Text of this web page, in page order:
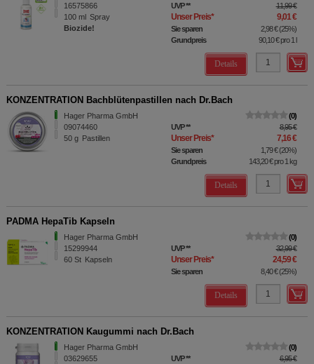
16575866
100 ml Spray
Biozide!
UVP** 11,99 €
Unser Preis* 9,01 €
Sie sparen 2,98 €(25%)
Grundpreis
90,10 €pro 1 l
Details
KONZENTRATION Bachblütenpastillen nach Dr.Bach
Hager Pharma GmbH
09074460
50 g Pastillen
0
UVP** 8,95 €
Unser Preis* 7,16 €
Sie sparen 1,79 €(20%)
Grundpreis
143,20 €pro 1 kg
Details
PADMA HepaTib Kapseln
Hager Pharma GmbH
15299944
60 St Kapseln
0
UVP** 32,99 €
Unser Preis* 24,59 €
Sie sparen 8,40 €(25%)
Details
KONZENTRATION Kaugummi nach Dr.Bach
Hager Pharma GmbH
03629655
0
UVP** 6,95 €